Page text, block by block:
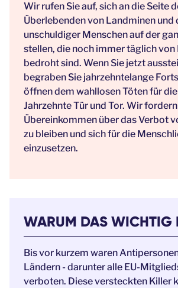
Wir rufen Sie auf, sich an die Seite
Überlebenden von Landminen und
unschuldiger Menschen auf der
stellen, die noch immer täglich von
bedroht sind. Wenn Sie jetzt
begraben Sie jahrzehntelange
öffnen dem wahllosen Töten für
Jahrzehnte Tür und Tor. Wir
Übereinkommen über das Verbot
zu bleiben und sich für die
einzusetzen.
WARUM DAS WICHTIG
Bis vor kurzem waren
Ländern - darunter alle EU-
verboten. Diese versteckten Killer